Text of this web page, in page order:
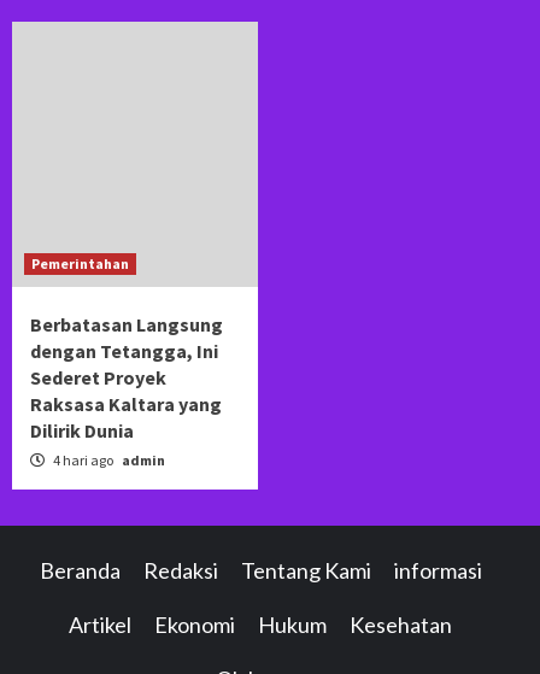
Pemerintahan
Berbatasan Langsung
dengan Tetangga, Ini
Sederet Proyek
Raksasa Kaltara yang
Dilirik Dunia
4 hari ago admin
Beranda Redaksi Tentang Kami informasi
Artikel Ekonomi Hukum Kesehatan